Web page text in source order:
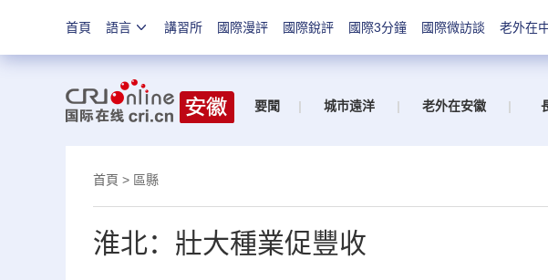
首頁 語言 講習所 國際漫評 國際銳評 國際3分鐘 國際微訪談 老外在
要聞 | 城市遠洋 | 老外在安徽 |
首頁 > 區縣
淮北：壯大種業促豐收